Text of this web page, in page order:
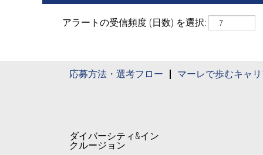
アラートの受信頻度 (日数) を選択:
応募方法・選考フロー マーレで歩むキャ
ダイバーシティ&イン
クルージョン